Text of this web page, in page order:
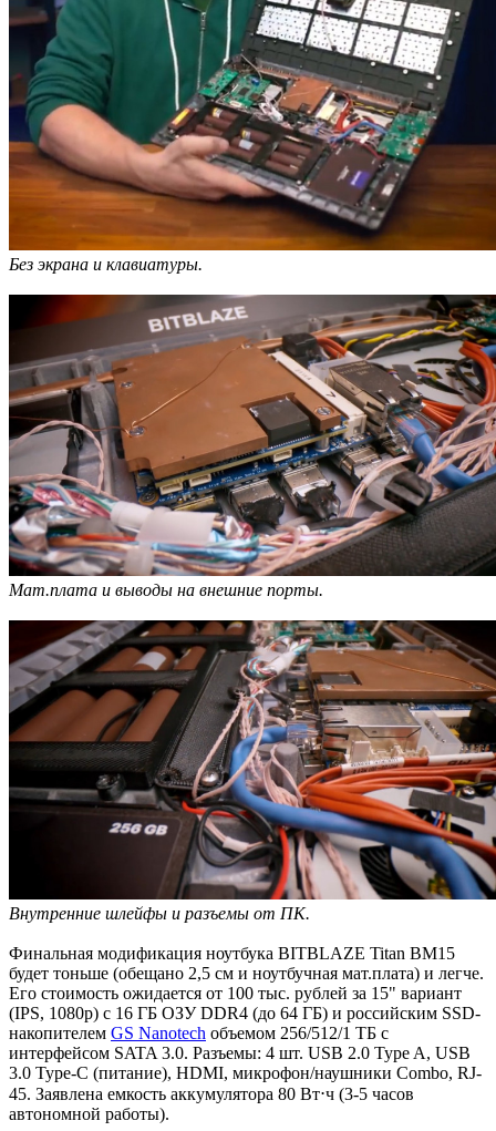
Без экрана и клавиатуры.
Мат.плата и выводы на внешние порты.
Внутренние шлейфы и разъемы от ПК.
Финальная модификация ноутбука BITBLAZE Titan BM15
будет тоньше (обещано 2,5 см и ноутбучная мат.плата) и легче.
Его стоимость ожидается от 100 тыс. рублей за 15" вариант
(IPS, 1080p) с 16 ГБ ОЗУ DDR4 (до 64 ГБ) и российским SSD-
накопителем GS Nanotech объемом 256/512/1 ТБ с
интерфейсом SATA 3.0. Разъемы: 4 шт. USB 2.0 Type A, USB
3.0 Type-С (питание), HDMI, микрофон/наушники Combo, RJ-
45. Заявлена емкость аккумулятора 80 Вт⋅ч (3-5 часов
автономной работы).